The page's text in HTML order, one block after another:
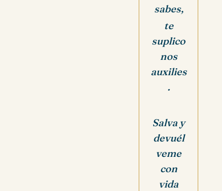
sabes,
te
suplico
nos
auxilies
.
Salva y
devuél
veme
con
vida